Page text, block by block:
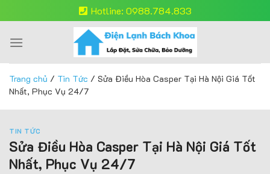
to
content
Hotline: 0988.784.833
Trang chủ / Tin Tức / Sửa Điều Hòa Casper Tại Hà Nội Giá Tốt
Nhất, Phục Vụ 24/7
TIN TỨC
Sửa Điều Hòa Casper Tại Hà Nội Giá Tốt
Nhất, Phục Vụ 24/7